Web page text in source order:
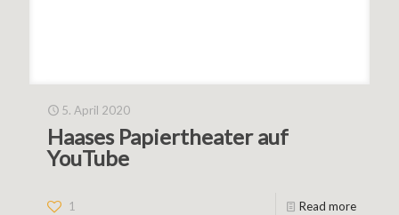
5. April 2020
Haases Papiertheater auf
YouTube
1 Read more